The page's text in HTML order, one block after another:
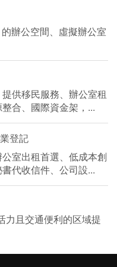
辦公空間、虛擬辦公室
供移民服務、辦公室租
合、國際資金架，...
登記
室出租首選、低成本創
代收信件、公司設...
力且交通便利的区域提